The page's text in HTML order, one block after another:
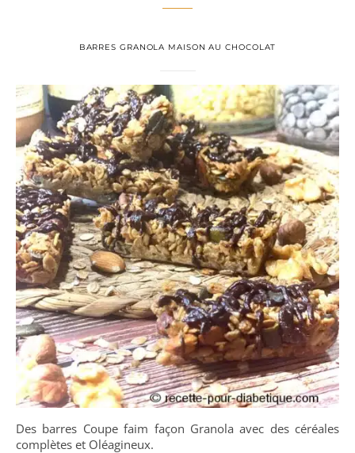
BARRES GRANOLA MAISON AU CHOCOLAT
Des barres Coupe faim façon Granola avec des céréales
complètes et Oléagineux.